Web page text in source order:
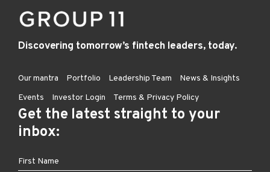
Discovering tomorrow’s fintech leaders, today.
Our mantra Portfolio Leadership Team
News & Insights
Events
Investor Login Terms & Privacy Policy
Get the latest straight to your
inbox: